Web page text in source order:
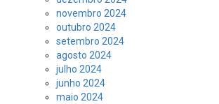
novembro 2024
outubro 2024
setembro 2024
agosto 2024
julho 2024
junho 2024
maio 2024